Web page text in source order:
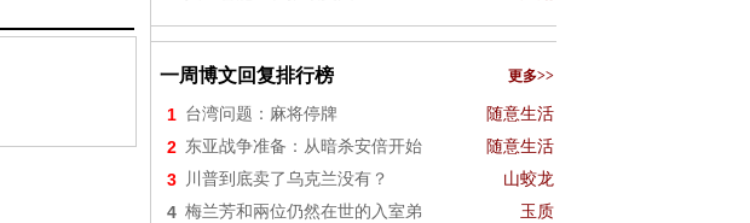
一周博文回复排行榜 更多>>
1 台湾问题：麻将停牌 随意生活
2 东亚战争准备：从暗杀安倍开始 随意生活
3 川普到底卖了乌克兰没有？ 山蛟龙
4 梅兰芳和兩位仍然在世的入室弟 玉质